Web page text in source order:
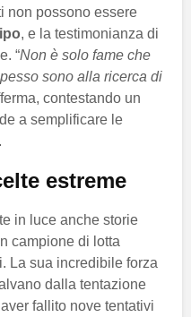
non possono essere
, e la testimonianza di
“Non è solo fame che
sono alla ricerca di
contestando un
a semplificare le
estreme
in luce anche storie
campione di lotta
La sua incredibile forza
dalla tentazione
fallito nove tentativi